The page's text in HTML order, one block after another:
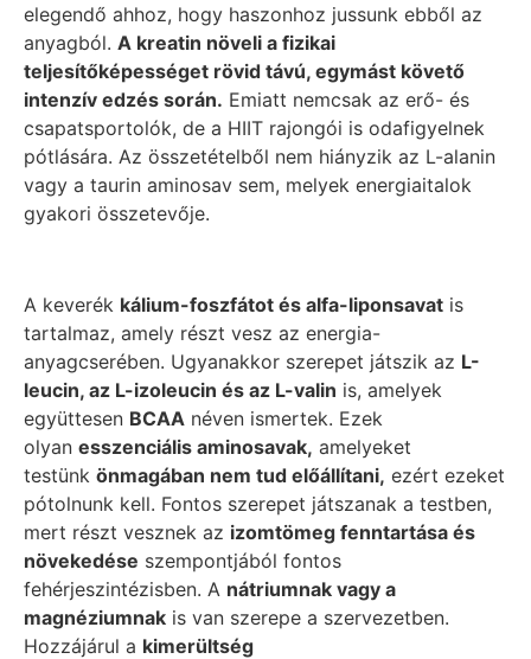
elegendő ahhoz, hogy haszonhoz jussunk ebből az
anyagból. A kreatin növeli a fizikai
teljesítőképességet rövid távú, egymást követő
intenzív edzés során. Emiatt nemcsak az erő- és
csapatsportolók, de a HIIT rajongói is odafigyelnek
pótlására. Az összetételből nem hiányzik az L-alanin
vagy a taurin aminosav sem, melyek energiaitalok
gyakori összetevője.
A keverék kálium-foszfátot és alfa-liponsavat is
tartalmaz, amely részt vesz az energia-
anyagcserében. Ugyanakkor szerepet játszik az L-
leucin, az L-izoleucin és az L-valin is, amelyek
együttesen BCAA néven ismertek. Ezek
olyan esszenciális aminosavak, amelyeket
testünk önmagában nem tud előállítani, ezért ezeket
pótolnunk kell. Fontos szerepet játszanak a testben,
mert részt vesznek az izomtömeg fenntartása és
növekedése szempontjából fontos
fehérjeszintézisben. A nátriumnak vagy a
magnéziumnak is van szerepe a szervezetben.
Hozzájárul a kimerültség